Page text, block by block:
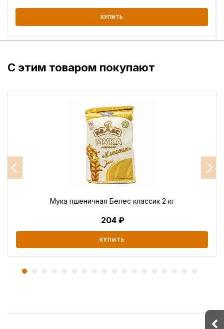
КУПИТЬ
С этим товаром покупают
Мука пшеничная Белес классик 2 кг
204
КУПИТЬ